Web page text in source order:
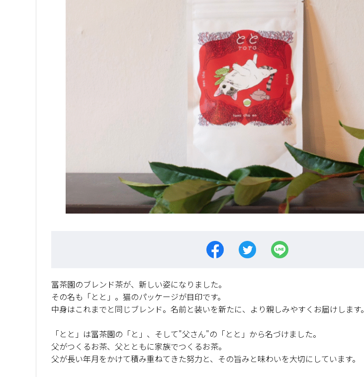
冨茶園のブレンド茶が、新しい姿になりました。
その名も「とと」。猫のパッケージが目印です。
中身はこれまでと同じブレンド。名前と装いを新たに、より親しみやすくお届けします。
「とと」は冨茶園の「と」、そして"父さん"の「とと」から名づけました。
父がつくるお茶、父とともに家族でつくるお茶。
父が長い年月をかけて積み重ねてきた努力と、その旨みと味わいを大切にしています。